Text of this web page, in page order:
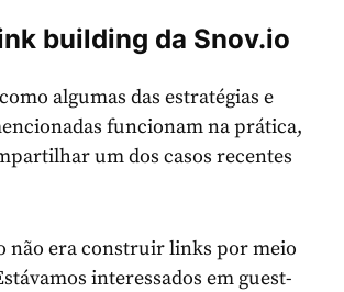
building da Snov.io
algumas das estratégias e
funcionam na prática,
um dos casos recentes
não era construir links por meio
interessados em guest-